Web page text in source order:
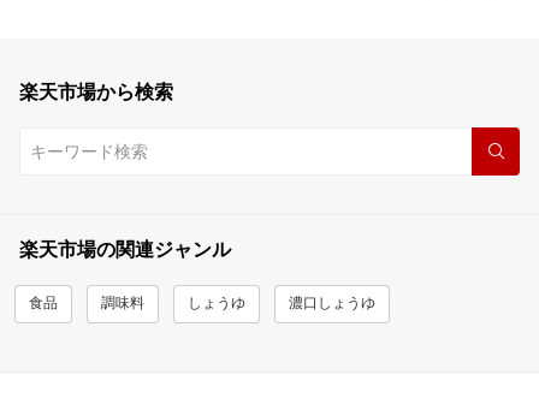
楽天市場から検索
楽天市場の関連ジャンル
食品 調味料 しょうゆ 濃口しょうゆ